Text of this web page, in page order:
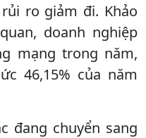
ro giảm đi. Khảo
doanh nghiệp
mạng trong năm,
46,15% của năm
đang chuyển sang